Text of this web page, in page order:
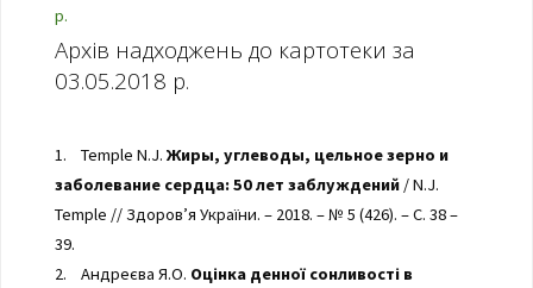
р.
Архів надходжень до картотеки за
03.05.2018 р.
1. Temple N.J. Жиры, углеводы, цельное зерно и
заболевание сердца: 50 лет заблуждений / N.J.
Temple // Здоров’я України. – 2018. – № 5 (426). – С. 38 –
39.
2. Андреєва Я.О. Оцінка денної сонливості в